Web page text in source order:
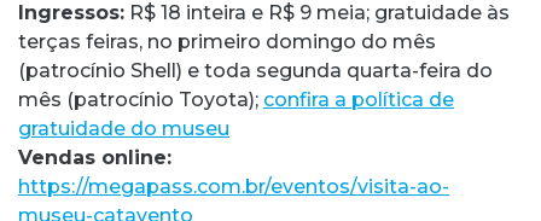
Ingressos: R$ 18 inteira e R$ 9 meia; gratuidade às
terças feiras, no primeiro domingo do mês
(patrocínio Shell) e toda segunda quarta-feira do
mês (patrocínio Toyota); confira a política de
gratuidade do museu
Vendas online:
https://megapass.com.br/eventos/visita-ao-
museu-catavento